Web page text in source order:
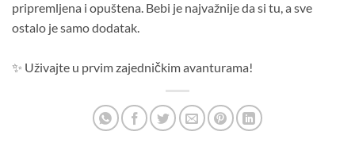
pripremljena i opuštena. Bebi je najvažnije da si tu, a sve
ostalo je samo dodatak.
✨ Uživajte u prvim zajedničkim avanturama!